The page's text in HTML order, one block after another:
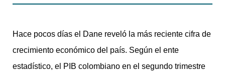
Hace pocos días el Dane reveló la más reciente cifra de
crecimiento económico del país. Según el ente
estadístico, el PIB colombiano en el segundo trimestre